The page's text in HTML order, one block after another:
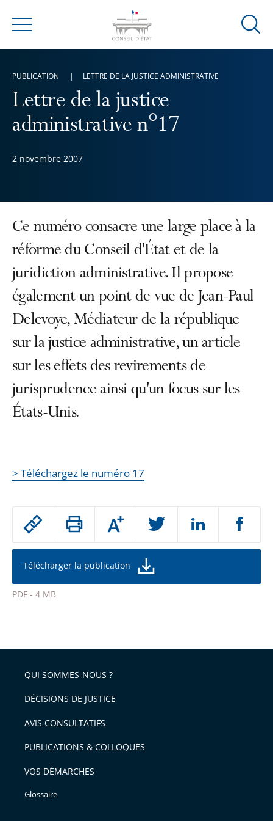
Menu
Ouvrir
Lettre de la justice
administrative n°17
2 novembre 2007
PUBLICATION LETTRE DE LA JUSTICE ADMINISTRATIVE
Passer
partage
de
l'article
pour
Augmenter
ou
la
de
police
Télécharger la publication
PDF - 4 MB
l'article
pour
avant
Ce numéro consacre une large place à la
réforme du Conseil d'État et de la
juridiction administrative. Il propose
également un point de vue de Jean-Paul
Delevoye, Médiateur de la république
sur la justice administrative, un article
sur les effets des revirements de
jurisprudence ainsi qu'un focus sur les
États-Unis.
> Téléchargez le numéro 17
QUI SOMMES-NOUS ?
DÉCISIONS DE JUSTICE
AVIS CONSULTATIFS
PUBLICATIONS & COLLOQUES
VOS DÉMARCHES
Glossaire